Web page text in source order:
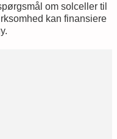
om solceller til
kan finansiere